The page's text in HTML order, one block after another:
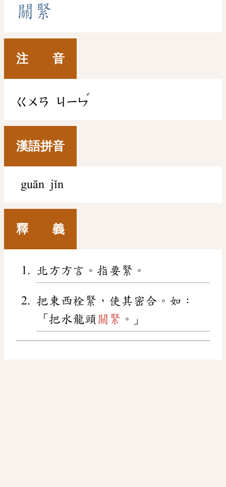
關 緊
注 音
ㄍㄨㄢ ㄐㄧㄣ
ˇ
漢語拼音
guān jǐn
釋 義
北方方言。指要緊。
把東西栓緊，使其密合。如：
「把水龍頭 關緊 。」